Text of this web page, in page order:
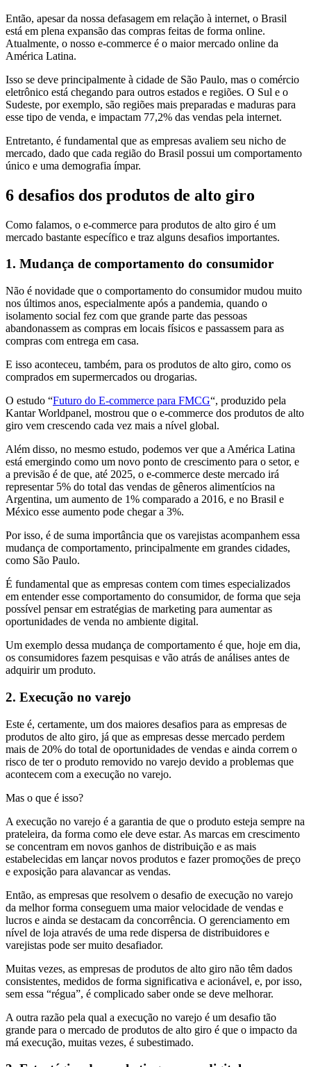
Então, apesar da nossa defasagem em relação à internet, o Brasil
está em plena expansão das compras feitas de forma online.
Atualmente, o nosso e-commerce é o maior mercado online da
América Latina.
Isso se deve principalmente à cidade de São Paulo, mas o comércio
eletrônico está chegando para outros estados e regiões. O Sul e o
Sudeste, por exemplo, são regiões mais preparadas e maduras para
esse tipo de venda, e impactam 77,2% das vendas pela internet.
Entretanto, é fundamental que as empresas avaliem seu nicho de
mercado, dado que cada região do Brasil possui um comportamento
único e uma demografia ímpar.
6 desafios dos produtos de alto giro
Como falamos, o e-commerce para produtos de alto giro é um
mercado bastante específico e traz alguns desafios importantes.
1. Mudança de comportamento do consumidor
Não é novidade que o comportamento do consumidor mudou muito
nos últimos anos, especialmente após a pandemia, quando o
isolamento social fez com que grande parte das pessoas
abandonassem as compras em locais físicos e passassem para as
compras com entrega em casa.
E isso aconteceu, também, para os produtos de alto giro, como os
comprados em supermercados ou drogarias.
O estudo “Futuro do E-commerce para FMCG“, produzido pela
Kantar Worldpanel, mostrou que o e-commerce dos produtos de alto
giro vem crescendo cada vez mais a nível global.
Além disso, no mesmo estudo, podemos ver que a América Latina
está emergindo como um novo ponto de crescimento para o setor, e
a previsão é de que, até 2025, o e-commerce deste mercado irá
representar 5% do total das vendas de gêneros alimentícios na
Argentina, um aumento de 1% comparado a 2016, e no Brasil e
México esse aumento pode chegar a 3%.
Por isso, é de suma importância que os varejistas acompanhem essa
mudança de comportamento, principalmente em grandes cidades,
como São Paulo.
É fundamental que as empresas contem com times especializados
em entender esse comportamento do consumidor, de forma que seja
possível pensar em estratégias de marketing para aumentar as
oportunidades de venda no ambiente digital.
Um exemplo dessa mudança de comportamento é que, hoje em dia,
os consumidores fazem pesquisas e vão atrás de análises antes de
adquirir um produto.
2. Execução no varejo
Este é, certamente, um dos maiores desafios para as empresas de
produtos de alto giro, já que as empresas desse mercado perdem
mais de 20% do total de oportunidades de vendas e ainda correm o
risco de ter o produto removido no varejo devido a problemas que
acontecem com a execução no varejo.
Mas o que é isso?
A execução no varejo é a garantia de que o produto esteja sempre na
prateleira, da forma como ele deve estar. As marcas em crescimento
se concentram em novos ganhos de distribuição e as mais
estabelecidas em lançar novos produtos e fazer promoções de preço
e exposição para alavancar as vendas.
Então, as empresas que resolvem o desafio de execução no varejo
da melhor forma conseguem uma maior velocidade de vendas e
lucros e ainda se destacam da concorrência. O gerenciamento em
nível de loja através de uma rede dispersa de distribuidores e
varejistas pode ser muito desafiador.
Muitas vezes, as empresas de produtos de alto giro não têm dados
consistentes, medidos de forma significativa e acionável, e, por isso,
sem essa “régua”, é complicado saber onde se deve melhorar.
A outra razão pela qual a execução no varejo é um desafio tão
grande para o mercado de produtos de alto giro é que o impacto da
má execução, muitas vezes, é subestimado.